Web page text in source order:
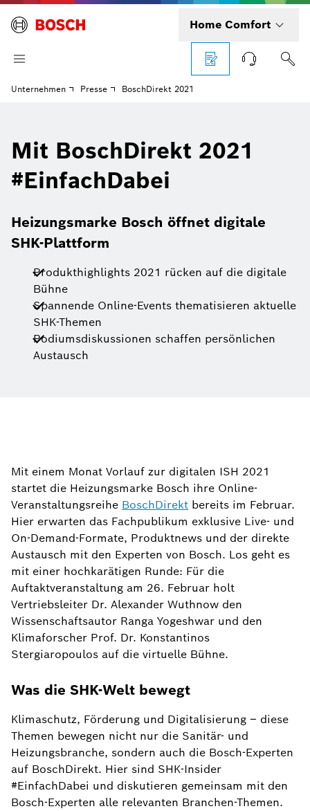
Home Comfort
Unternehmen Presse BoschDirekt 2021
Mit BoschDirekt 2021
#EinfachDabei
Heizungsmarke Bosch öffnet digitale
SHK-Plattform
Produkthighlights 2021 rücken auf die digitale
Bühne
Spannende Online-Events thematisieren aktuelle
SHK-Themen
Podiumsdiskussionen schaffen persönlichen
Austausch
Mit einem Monat Vorlauf zur digitalen ISH 2021
startet die Heizungsmarke Bosch ihre Online-
Veranstaltungsreihe BoschDirekt bereits im Februar.
Hier erwarten das Fachpublikum exklusive Live- und
On-Demand-Formate, Produktnews und der direkte
Austausch mit den Experten von Bosch. Los geht es
mit einer hochkarätigen Runde: Für die
Auftaktveranstaltung am 26. Februar holt
Vertriebsleiter Dr. Alexander Wuthnow den
Wissenschaftsautor Ranga Yogeshwar und den
Klimaforscher Prof. Dr. Konstantinos
Stergiaropoulos auf die virtuelle Bühne.
Was die SHK-Welt bewegt
Klimaschutz, Förderung und Digitalisierung – diese
Themen bewegen nicht nur die Sanitär- und
Heizungsbranche, sondern auch die Bosch-Experten
auf BoschDirekt. Hier sind SHK-Insider
#EinfachDabei und diskutieren gemeinsam mit den
Bosch-Experten alle relevanten Branchen-Themen.